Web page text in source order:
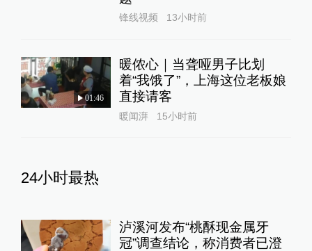
锋线视频 13小时前
01:46
暖侬心｜当聋哑男子比划
着“我饿了”，上海这位老板娘
直接请客
暖闻湃 15小时前
24小时最热
泸溪河发布“桃酥现金属牙
冠”调查结论，称消费者已澄